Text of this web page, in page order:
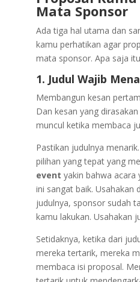
Mata Sponsor
Ada tiga hal utama dan
kamu perhatikan agar
mata sponsor. Apa saja
1. Judul Wajib
Membangun kesan
Dan kesan yang
muncul ketika membaca
Pastikan judulnya
pilihan yang tepat yang
event yakin bahwa acara
ini sangat baik. Usahakan
judulnya, sponsor sudah
kamu lakukan. Usahakan
Setidaknya, ketika dari
mereka tertarik, mereka
membaca isi proposal.